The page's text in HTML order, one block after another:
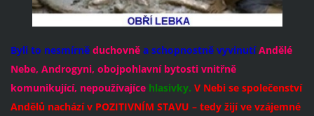
Byli to nesmírně duchovněa schopnostně vyvinutí Andělé
Nebe, Androgyni, obojpohlavní bytosti vnitřně
komunikující, nepoužívajíce hlasivky. V Nebi se společenství
Andělů nachází v POZITIVNÍM STAVU – tedy žijí ve vzájemné